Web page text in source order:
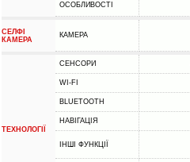
ОСОБЛИВОСТІ
СЕЛФІ
КАМЕРА
КАМЕРА
ТЕХНОЛОГІЇ
СЕНСОРИ
WI-FI
BLUETOOTH
НАВІГАЦІЯ
ІНШІ ФУНКЦІЇ